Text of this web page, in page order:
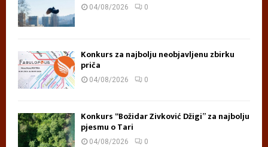
04/08/2026 0
Konkurs za najbolju neobjavljenu zbirku
priča
04/08/2026 0
Konkurs “Božidar Živković Džigi” za najbolju
pjesmu o Tari
04/08/2026 0